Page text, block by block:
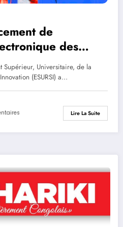
de
des
DES et Doctorat
Février 2026 à
Supérieur, Universitaire, de la
(ESURSI) a…
Lire La Suite